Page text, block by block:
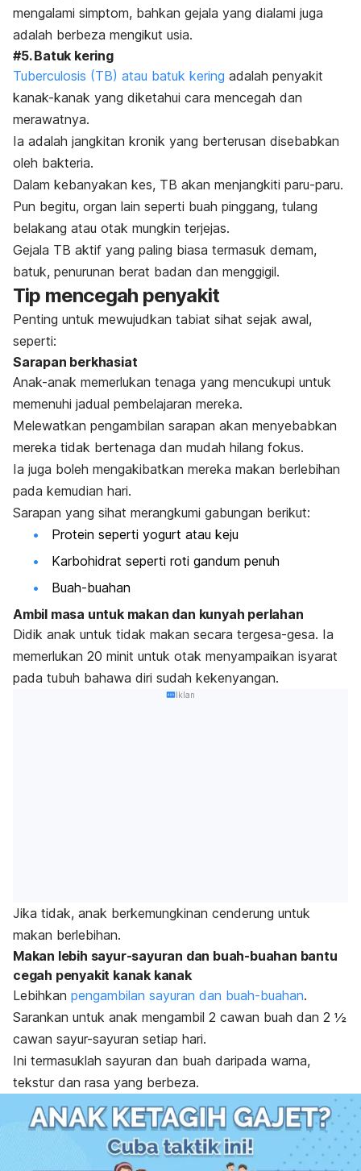
mengalami simptom, bahkan gejala yang dialami juga
adalah berbeza mengikut usia.
#5. Batuk kering
Tuberculosis (TB) atau batuk kering adalah penyakit
kanak-kanak yang diketahui cara mencegah dan
merawatnya.
Ia adalah jangkitan kronik yang berterusan disebabkan
oleh bakteria.
Dalam kebanyakan kes, TB akan menjangkiti paru-paru.
Pun begitu, organ lain seperti buah pinggang, tulang
belakang atau otak mungkin terjejas.
Gejala TB aktif yang paling biasa termasuk demam,
batuk, penurunan berat badan dan menggigil.
Tip mencegah penyakit
Penting untuk mewujudkan tabiat sihat sejak awal,
seperti:
Sarapan berkhasiat
Anak-anak memerlukan tenaga yang mencukupi untuk
memenuhi jadual pembelajaran mereka.
Melewatkan pengambilan sarapan akan menyebabkan
mereka tidak bertenaga dan mudah hilang fokus.
Ia juga boleh mengakibatkan mereka makan berlebihan
pada kemudian hari.
Sarapan yang sihat merangkumi gabungan berikut:
Protein seperti yogurt atau keju
Karbohidrat seperti roti gandum penuh
Buah-buahan
Ambil masa untuk makan dan kunyah perlahan
Didik anak untuk tidak makan secara tergesa-gesa. Ia
memerlukan 20 minit untuk otak menyampaikan isyarat
pada tubuh bahawa diri sudah kekenyangan.
Iklan
Jika tidak, anak berkemungkinan cenderung untuk
makan berlebihan.
Makan lebih sayur-sayuran dan buah-buahan bantu
cegah penyakit kanak kanak
Lebihkan pengambilan sayuran dan buah-buahan.
Sarankan untuk anak mengambil 2 cawan buah dan 2 ½
cawan sayur-sayuran setiap hari.
Ini termasuklah sayuran dan buah daripada warna,
tekstur dan rasa yang berbeza.